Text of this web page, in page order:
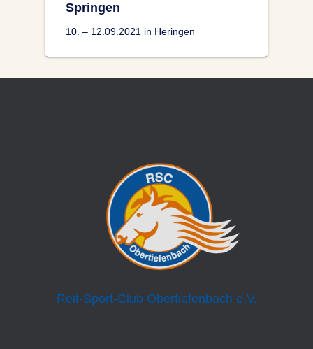
Springen
10. – 12.09.2021 in Heringen
Reit-Sport-Club Obertiefenbach e.V.